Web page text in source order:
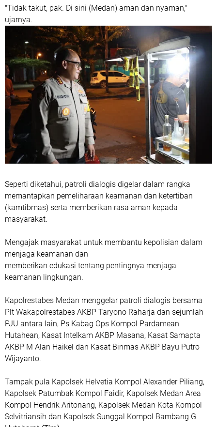
"Tidak takut, pak. Di sini (Medan) aman dan nyaman,"
ujarnya.
Seperti diketahui, patroli dialogis digelar dalam rangka
memantapkan pemeliharaan keamanan dan ketertiban
(kamtibmas) serta memberikan rasa aman kepada
masyarakat.
Mengajak masyarakat untuk membantu kepolisian dalam
menjaga keamanan dan
memberikan edukasi tentang pentingnya menjaga
keamanan lingkungan.
Kapolrestabes Medan menggelar patroli dialogis bersama
Plt Wakapolrestabes AKBP Taryono Raharja dan sejumlah
PJU antara lain, Ps Kabag Ops Kompol Pardamean
Hutahean, Kasat Intelkam AKBP Masana, Kasat Samapta
AKBP M Alan Haikel dan Kasat Binmas AKBP Bayu Putro
Wijayanto.
Tampak pula Kapolsek Helvetia Kompol Alexander Piliang,
Kapolsek Patumbak Kompol Faidir, Kapolsek Medan Area
Kompol Hendrik Aritonang, Kapolsek Medan Kota Kompol
Selvitriansih dan Kapolsek Sunggal Kompol Bambang G